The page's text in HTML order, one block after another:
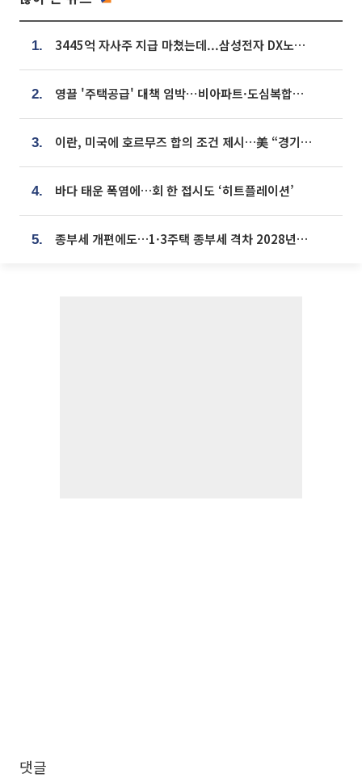
1. 3445억 자사주 지급 마쳤는데...삼성전자 DX노조, 뒤늦은 '떼쓰기 집회'
2. 영끌 '주택공급' 대책 임박⋯비아파트·도심복합까지 총동원
3. 이란, 미국에 호르무즈 합의 조건 제시…美 “경기 아직 안 끝나” [종합]
4. 바다 태운 폭염에…회 한 접시도 ‘히트플레이션’
5. 종부세 개편에도…1·3주택 종부세 격차 2028년부터 확대
댓글